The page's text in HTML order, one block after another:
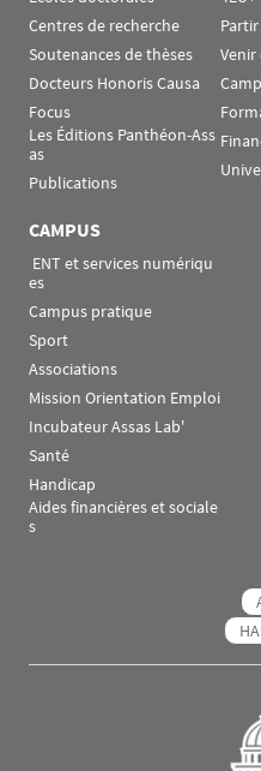
Centres de recherche
Soutenances de thèses
Docteurs Honoris Causa
Focus
Les Éditions Panthéon-Ass
as
Publications
CAMPUS
es
Campus pratique
Sport
Associations
Mission Orientation Emploi
Incubateur Assas Lab'
Santé
Handicap
Aides financières et sociale
s